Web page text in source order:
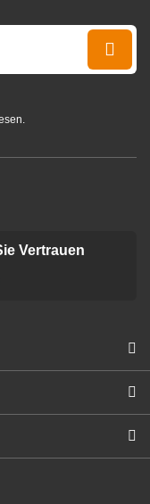
Vertrauen